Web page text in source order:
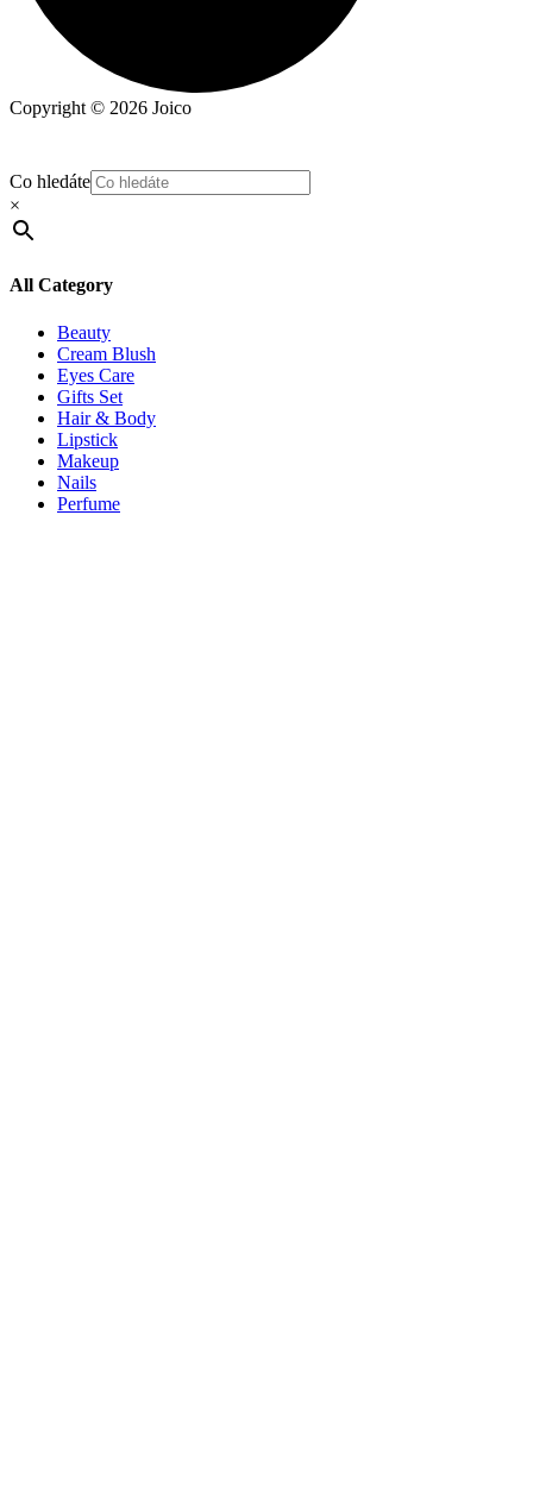
Copyright © 2026 Joico
Co hledáte
×
All Category
Beauty
Cream Blush
Eyes Care
Gifts Set
Hair & Body
Lipstick
Makeup
Nails
Perfume